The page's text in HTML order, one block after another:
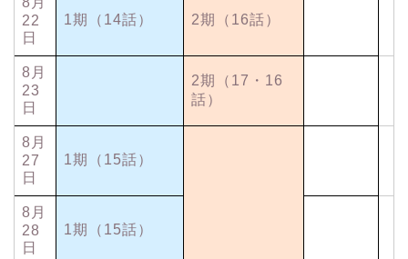
22
日
1期（14話） 2期（16話）
8月
23
日
2期（17・16
話）
8月
27
日
1期（15話）
8月
28
日
1期（15話）